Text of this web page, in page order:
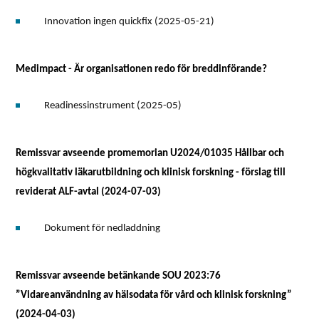
Innovation ingen quickfix (2025-05-21)
Medimpact - Är organisationen redo för breddinförande?
Readinessinstrument (2025-05)
Remissvar avseende promemorian U2024/01035 Hållbar och
högkvalitativ läkarutbildning och klinisk forskning - förslag till
reviderat ALF-avtal (2024-07-03)
Dokument för nedladdning
Remissvar avseende betänkande SOU 2023:76
”Vidareanvändning av hälsodata för vård och klinisk forskning”
(2024-04-03)